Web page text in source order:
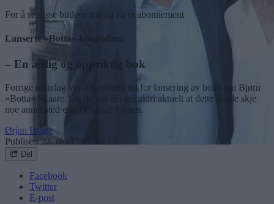
For å se disse bildene må du ha et abonnement
Lanserte «Botta»-biografien:
– En ærlig og oppriktig bok
Forrige mandag var det endelig tid for lansering av boka om Bjørn
«Botta» Skaare. Og da var det vel aldri aktuelt at dette skulle skje
noe annet sted enn i Furuset Forum.
Ørjan Brage
Publisert23. okt 17 kl. 10:15
Del
Facebook
Twitter
E-post